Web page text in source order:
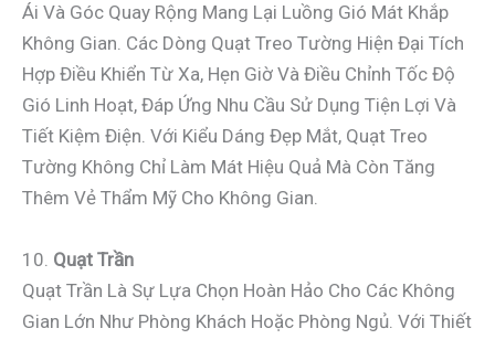
Ái Và Góc Quay Rộng Mang Lại Luồng Gió Mát Khắp
Không Gian. Các Dòng Quạt Treo Tường Hiện Đại Tích
Hợp Điều Khiển Từ Xa, Hẹn Giờ Và Điều Chỉnh Tốc Độ
Gió Linh Hoạt, Đáp Ứng Nhu Cầu Sử Dụng Tiện Lợi Và
Tiết Kiệm Điện. Với Kiểu Dáng Đẹp Mắt, Quạt Treo
Tường Không Chỉ Làm Mát Hiệu Quả Mà Còn Tăng
Thêm Vẻ Thẩm Mỹ Cho Không Gian.
10. Quạt Trần
Quạt Trần Là Sự Lựa Chọn Hoàn Hảo Cho Các Không
Gian Lớn Như Phòng Khách Hoặc Phòng Ngủ. Với Thiết